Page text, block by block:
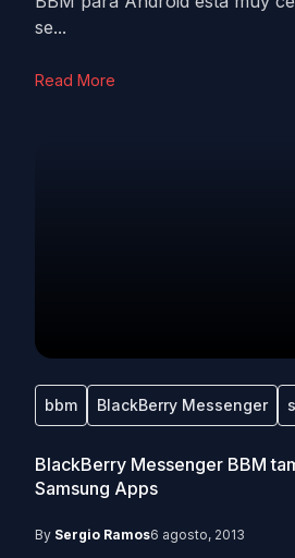
se...
Read More
bbm BlackBerry Messenger
BlackBerry Messenger BBM
Samsung Apps
By Sergio Ramos6 agosto, 2013